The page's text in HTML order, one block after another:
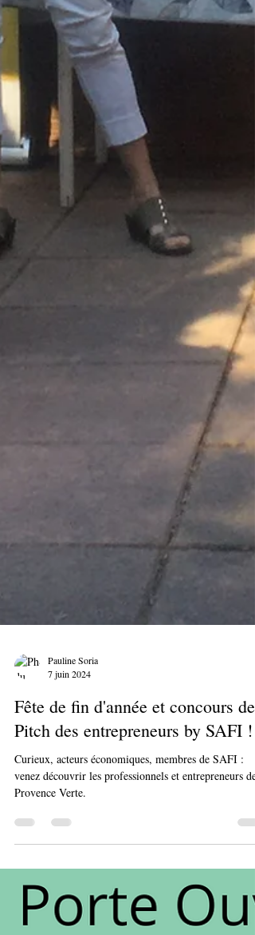
Pauline Soria
7 juin 2024
Fête de fin d'année et concours de
Pitch des entrepreneurs by SAFI !
venez découvrir les professionnels et entrepreneurs de
Provence Verte.